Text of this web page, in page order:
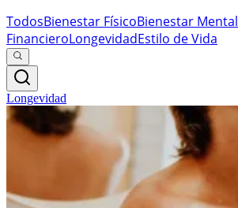
TodosBienestar FísicoBienestar Mental
FinancieroLongevidadEstilo de Vida
Longevidad